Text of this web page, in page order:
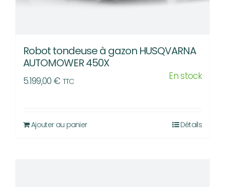
Robot tondeuse à gazon HUSQVARNA
AUTOMOWER 450X
5.199,00 € TTC En stock
Ajouter au panier Détails